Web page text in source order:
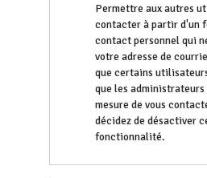
Permettre aux autres
contacter à partir d'un
contact personnel qui
votre adresse de
que certains
que les
mesure de vous
décidez de désactiver
fonctionnalité.